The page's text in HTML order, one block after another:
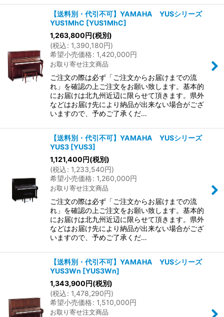
【送料別・代引不可】YAMAHA YUSシリーズ
YUS1MhC [YUS1MhC]
1,263,800 円(税別)
(税込: 1,390,180円)
希望小売価格: 1,420,000円
お取り寄せ注文商品
ご注文の際は必ず「ご注文からお届けまでの流
れ」を確認の上ご注文をお願い致します。基本的
にお届けは北九州近辺に限らせて頂きます。県外
などはお届け先により納品が出来ない場合がござ
いますので、予めご了承くだ…
【送料別・代引不可】YAMAHA YUSシリーズ
YUS3 [YUS3]
1,121,400 円(税別)
(税込: 1,233,540円)
希望小売価格: 1,260,000円
お取り寄せ注文商品
ご注文の際は必ず「ご注文からお届けまでの流
れ」を確認の上ご注文をお願い致します。基本的
にお届けは北九州近辺に限らせて頂きます。県外
などはお届け先により納品が出来ない場合がござ
いますので、予めご了承くだ…
【送料別・代引不可】YAMAHA YUSシリーズ
YUS3Wn [YUS3Wn]
1,343,900 円(税別)
(税込: 1,478,290円)
希望小売価格: 1,510,000円
お取り寄せ注文商品